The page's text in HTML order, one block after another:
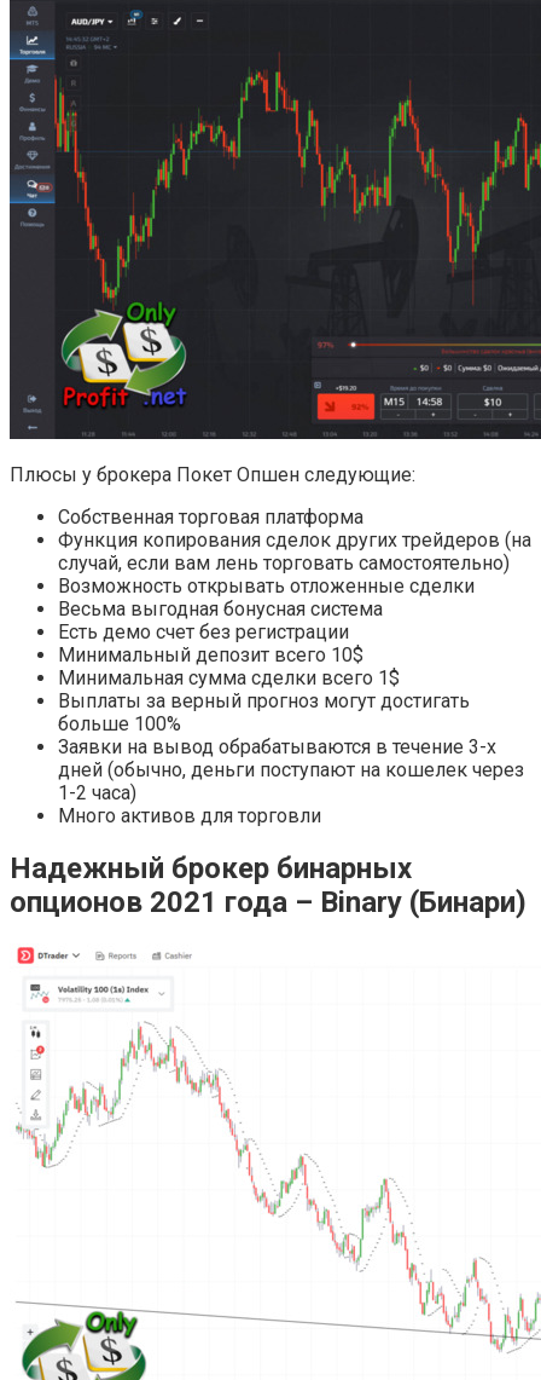
Плюсы у брокера Покет Опшен следующие:
Собственная торговая платформа
Функция копирования сделок других трейдеров (на
случай, если вам лень торговать самостоятельно)
Возможность открывать отложенные сделки
Весьма выгодная бонусная система
Есть демо счет без регистрации
Минимальный депозит всего 10$
Минимальная сумма сделки всего 1$
Выплаты за верный прогноз могут достигать
больше 100%
Заявки на вывод обрабатываются в течение 3-х
дней (обычно, деньги поступают на кошелек через
1-2 часа)
Много активов для торговли
Надежный брокер бинарных
опционов 2021 года – Binary (Бинари)